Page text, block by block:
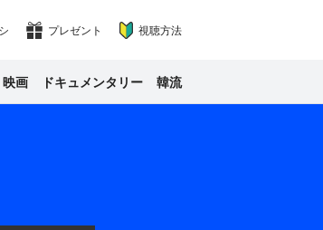
プレゼント 視聴方法
映画 ドキュメンタリー 韓流